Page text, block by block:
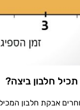
חלבון ביצה?
אבקת חלבון